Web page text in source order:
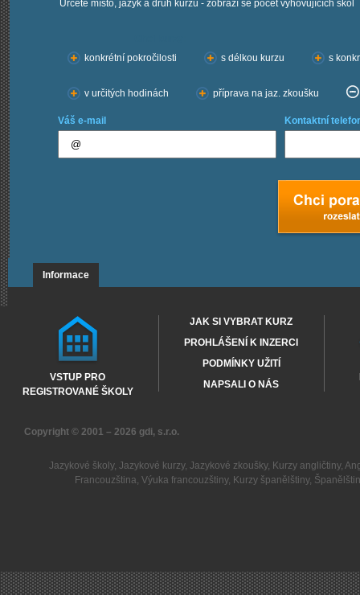
Určete místo, jazyk a druh kurzu - zobrazí se počet vyhovujících škol
konkrétní pokročilosti
s délkou kurzu s
v určitých hodinách příprava na jaz. zkoušku
Váš e-mail Kontaktní
Informace
VSTUP PRO
REGISTROVANÉ ŠKOLY
JAK SI VYBRAT KURZ
PROHLÁŠENÍ K INZERCI
PODMÍNKY UŽITÍ
NAPSALI O NÁS
Copyright © 2001 – 2026 gdi, s.r.o.
Jazykové školy, Jazykové kurzy, Jazykové zkoušky, Kurzy angličtiny,
Francouzština,Výuka francouzštiny, Kurzy španělštiny,